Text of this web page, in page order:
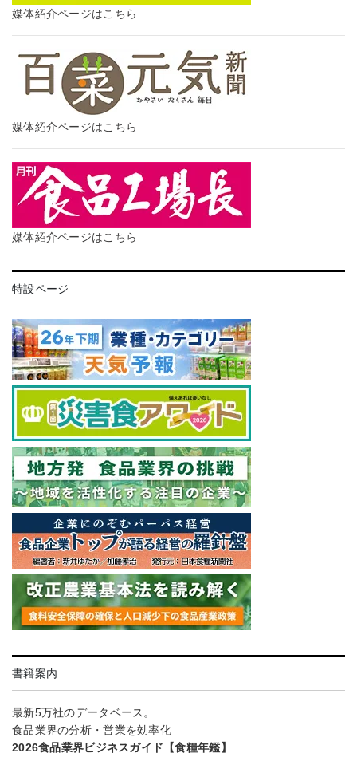
媒体紹介ページはこちら
媒体紹介ページはこちら
媒体紹介ページはこちら
特設ページ
書籍案内
最新5万社のデータベース。
食品業界の分析・営業を効率化
2026食品業界ビジネスガイド【食糧年鑑】